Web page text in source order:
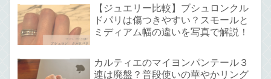
【ジュエリー比較】ブシュロンクル
ドパリは傷つきやすい？スモールと
ミディアム幅の違いを写真で解説！
カルティエのマイヨンパンテール３
連は廃盤？普段使いの華やかリング